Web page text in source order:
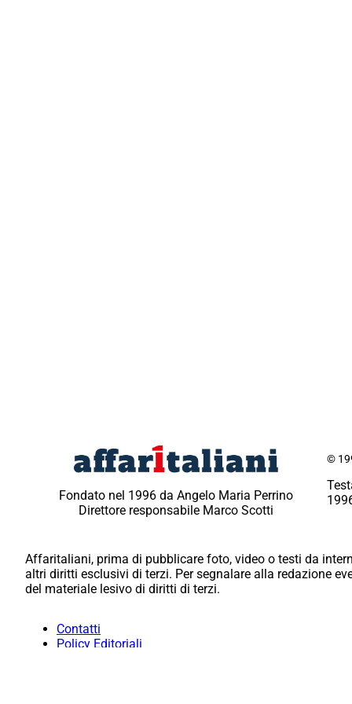
Fondato nel 1996 da Angelo Maria Perrino
Direttore responsabile Marco Scotti
©
Affaritaliani, prima di pubblicare foto, video o testi da
altri diritti esclusivi di terzi. Per segnalare alla redazione
del materiale lesivo di diritti di terzi.
Contatti
Policy Editoriali